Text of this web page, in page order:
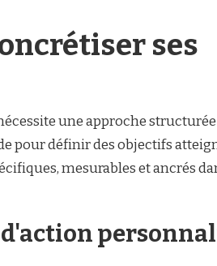
ses
une approche
pour définir des objectifs
mesurables et ancrés